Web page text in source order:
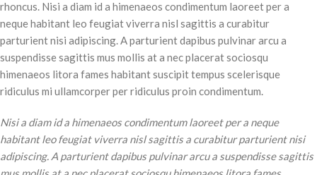
rhoncus. Nisi a diam id a himenaeos condimentum laoreet per a
neque habitant leo feugiat viverra nisl sagittis a curabitur
parturient nisi adipiscing. A parturient dapibus pulvinar arcu a
suspendisse sagittis mus mollis at a nec placerat sociosqu
himenaeos litora fames habitant suscipit tempus scelerisque
ridiculus mi ullamcorper per ridiculus proin condimentum.
Nisi a diam id a himenaeos condimentum laoreet per a neque
habitant leo feugiat viverra nisl sagittis a curabitur parturient nisi
adipiscing. A parturient dapibus pulvinar arcu a suspendisse sagittis